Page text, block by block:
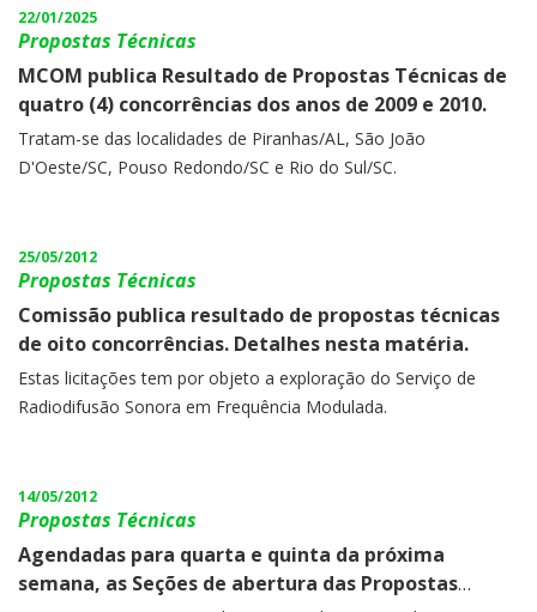
22/01/2025
Propostas Técnicas
MCOM publica Resultado de Propostas Técnicas de
quatro (4) concorrências dos anos de 2009 e 2010.
Tratam-se das localidades de Piranhas/AL, São João
D'Oeste/SC, Pouso Redondo/SC e Rio do Sul/SC.
25/05/2012
Propostas Técnicas
Comissão publica resultado de propostas técnicas
de oito concorrências. Detalhes nesta matéria.
Estas licitações tem por objeto a exploração do Serviço de
Radiodifusão Sonora em Frequência Modulada.
14/05/2012
Propostas Técnicas
Agendadas para quarta e quinta da próxima
semana, as Seções de abertura das Propostas